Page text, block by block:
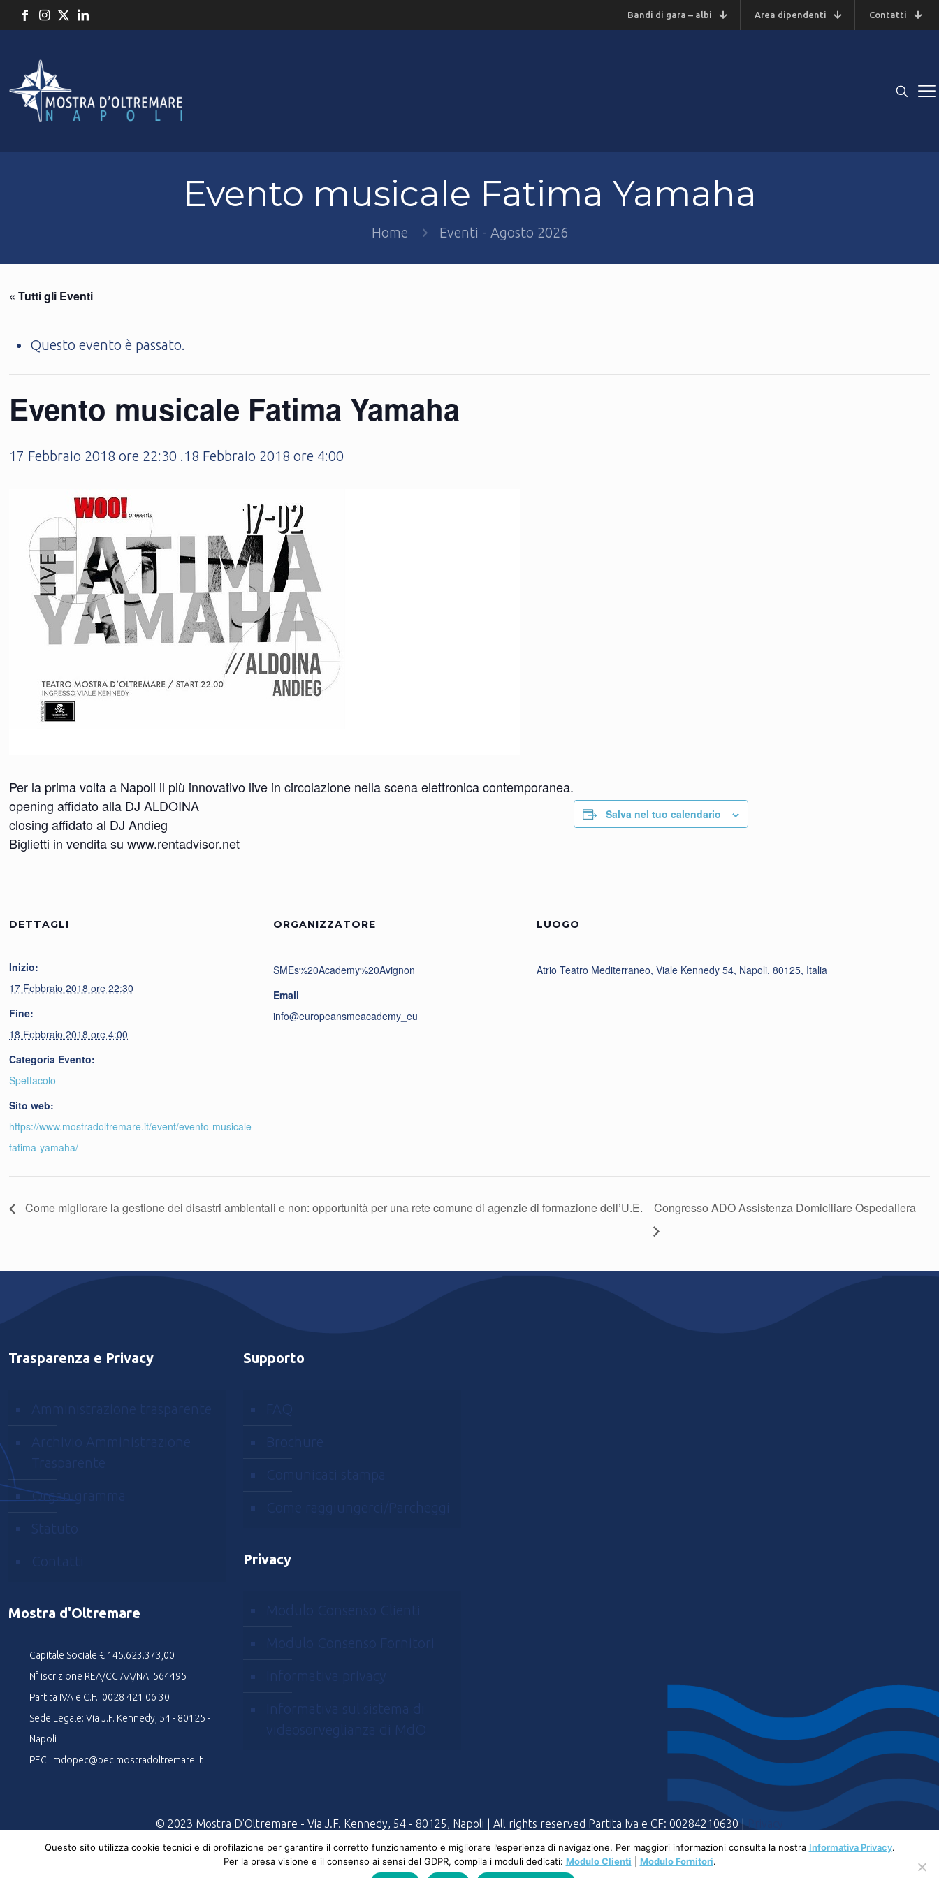
Bandi di gara – albi Area dipendenti Contatti
Evento musicale Fatima Yamaha
Home Eventi - Agosto 2026
« Tutti gli Eventi
Questo evento è passato.
Evento musicale Fatima Yamaha
17 Febbraio 2018 ore 22:30 .18 Febbraio 2018 ore 4:00
Per la prima volta a Napoli il più innovativo live in circolazione nella scena elettronica contemporanea.
opening affidato alla DJ ALDOINA
closing affidato al DJ Andieg
Biglietti in vendita su www.rentadvisor.net
Salva nel tuo calendario
DETTAGLI
Inizio:
17 Febbraio 2018 ore 22:30
Fine:
18 Febbraio 2018 ore 4:00
Categoria Evento:
Spettacolo
Sito web:
https://www.mostradoltremare.it/event/evento-musicale-
fatima-yamaha/
ORGANIZZATORE
SMEs%20Academy%20Avignon
Email
info@europeansmeacademy_eu
LUOGO
Atrio Teatro Mediterraneo, Viale Kennedy 54, Napoli, 80125, Italia
Come migliorare la gestione dei disastri ambientali e non: opportunità per una rete comune di agenzie di formazione dell’U.E. Congresso ADO Assistenza Domiciliare Ospedaliera
Trasparenza e Privacy
Amministrazione trasparente
Archivio Amministrazione
Trasparente
Organigramma
Statuto
Contatti
Mostra d'Oltremare
Capitale Sociale € 145.623.373,00
N° iscrizione REA/CCIAA/NA: 564495
Partita IVA e C.F.: 0028 421 06 30
Sede Legale: Via J.F. Kennedy, 54 - 80125 -
Napoli
PEC : mdopec@pec.mostradoltremare.it
Supporto
FAQ
Brochure
Comunicati stampa
Come raggiungerci/Parcheggi
Privacy
Modulo Consenso Clienti
Modulo Consenso Fornitori
Informativa privacy
Informativa sul sistema di
videosorveglianza di MdO
© 2023 Mostra D'Oltremare - Via J.F. Kennedy, 54 - 80125, Napoli | All rights reserved Partita Iva e CF: 00284210630 |Privacy
Questo sito utilizza cookie tecnici e di profilazione per garantire il corretto funzionamento e migliorare l’esperienza di navigazione. Per maggiori informazioni consulta la nostra Informativa Privacy.
Per la presa visione e il consenso ai sensi del GDPR, compila i moduli dedicati: Modulo Clienti Modulo Fornitori.